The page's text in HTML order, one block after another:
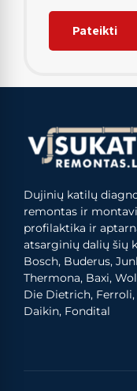
Dujinių katilų
remontas ir
profilaktika ir
atsarginių dalių šių
Bosch, Buderus,
Thermona, Baxi,
Die Dietrich,
Daikin, Fondital